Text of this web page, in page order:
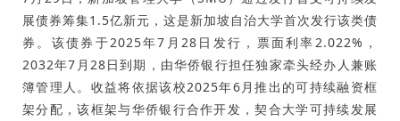
展债券筹集1.5亿新元，这是新加坡自治大学首次发行该类债
券。该债券于2025年7月28日发行，票面利率2.022%，
2032年7月28日到期，由华侨银行担任独家牵头经办人兼账
簿管理人。收益将依据该校2025年6月推出的可持续融资框
架分配，该框架与华侨银行合作开发，契合大学可持续发展